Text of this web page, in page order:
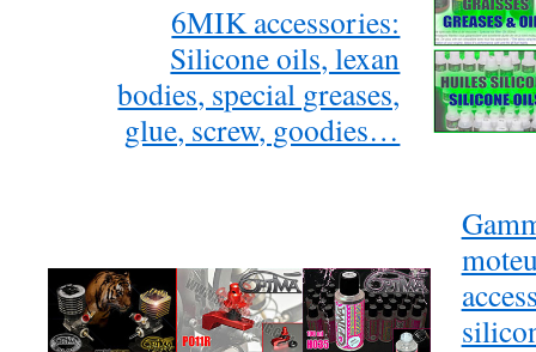
6MIK accessories:
Silicone oils, lexan
bodies, special greases,
glue, screw, goodies…